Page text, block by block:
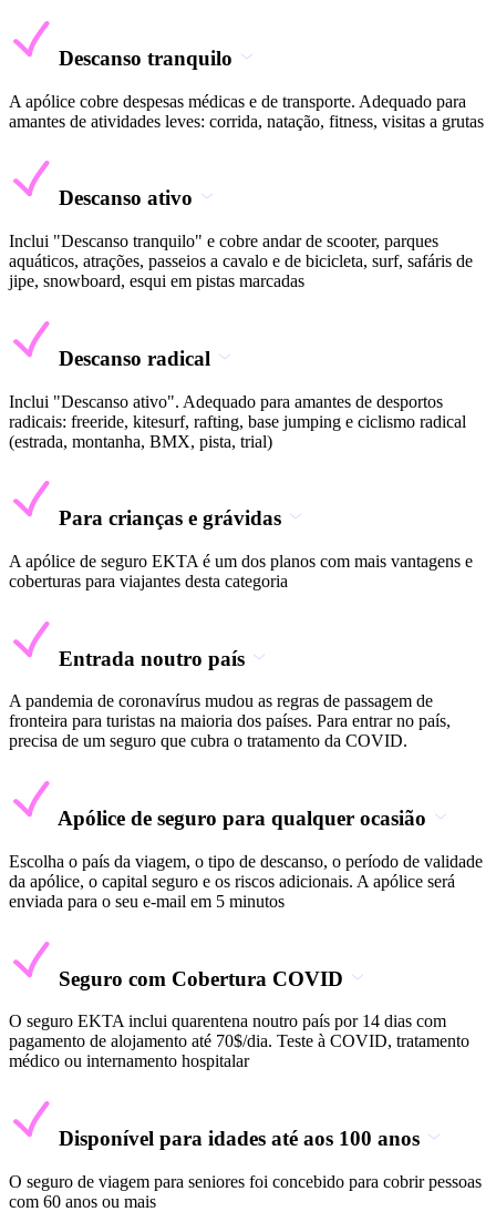
Descanso tranquilo
A apólice cobre despesas médicas e de transporte. Adequado para
amantes de atividades leves: corrida, natação, fitness, visitas a grutas
Descanso ativo
Inclui "Descanso tranquilo" e cobre andar de scooter, parques
aquáticos, atrações, passeios a cavalo e de bicicleta, surf, safáris de
jipe, snowboard, esqui em pistas marcadas
Descanso radical
Inclui "Descanso ativo". Adequado para amantes de desportos
radicais: freeride, kitesurf, rafting, base jumping e ciclismo radical
(estrada, montanha, BMX, pista, trial)
Para crianças e grávidas
A apólice de seguro EKTA é um dos planos com mais vantagens e
coberturas para viajantes desta categoria
Entrada noutro país
A pandemia de coronavírus mudou as regras de passagem de
fronteira para turistas na maioria dos países. Para entrar no país,
precisa de um seguro que cubra o tratamento da COVID.
Apólice de seguro para qualquer ocasião
Escolha o país da viagem, o tipo de descanso, o período de validade
da apólice, o capital seguro e os riscos adicionais. A apólice será
enviada para o seu e-mail em 5 minutos
Seguro com Cobertura COVID
O seguro EKTA inclui quarentena noutro país por 14 dias com
pagamento de alojamento até 70$/dia. Teste à COVID, tratamento
médico ou internamento hospitalar
Disponível para idades até aos 100 anos
O seguro de viagem para seniores foi concebido para cobrir pessoas
com 60 anos ou mais